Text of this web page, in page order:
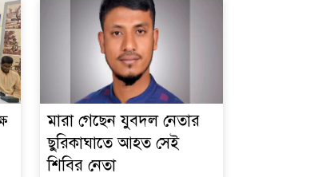
মারা গেছেন যুবদল নেতার
ছুরিকাঘাতে আহত সেই
শিবির নেতা